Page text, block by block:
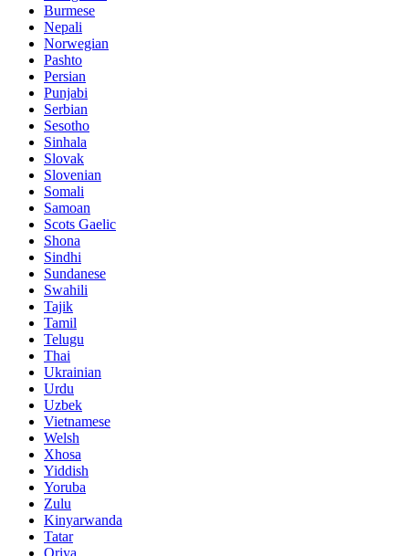
Burmese
Nepali
Norwegian
Pashto
Persian
Punjabi
Serbian
Sesotho
Sinhala
Slovak
Slovenian
Somali
Samoan
Scots Gaelic
Shona
Sindhi
Sundanese
Swahili
Tajik
Tamil
Telugu
Thai
Ukrainian
Urdu
Uzbek
Vietnamese
Welsh
Xhosa
Yiddish
Yoruba
Zulu
Kinyarwanda
Tatar
Oriya